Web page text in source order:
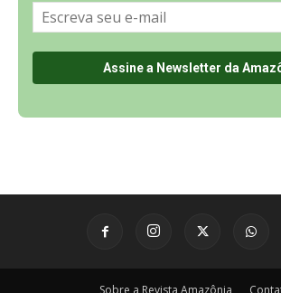
Política de Privacidade, LGPD e RGPD
Últimas Notícias
🌎 Español
©